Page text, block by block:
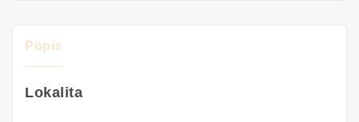
Popis
Lokalita